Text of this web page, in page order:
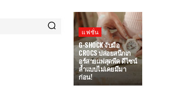
แฟชั่น
G-SHOCK จับมือ
CROCS ปล่อยสนีกเก
อร์สายแฟสุดพีค ดีไซน์
ล้ำแบบไม่เคยมีมา
ก่อน!